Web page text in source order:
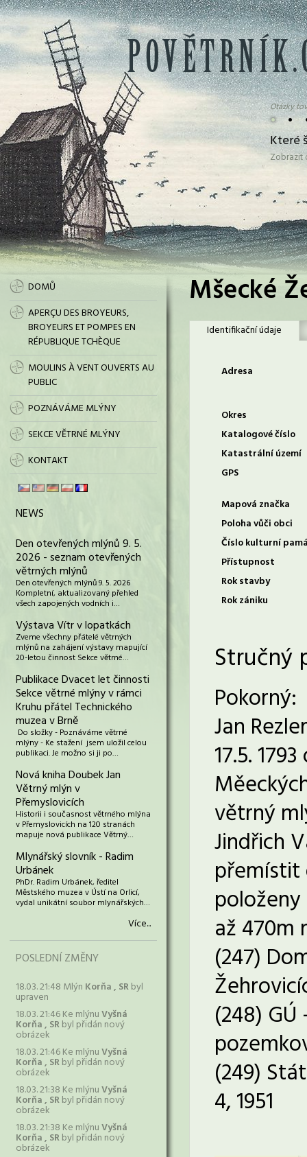
• •
Otázky
Které
DOMŮ
APERÇU DES BROYEURS,
BROYEURS ET POMPES EN
RÉPUBLIQUE TCHÈQUE
MOULINS À VENT OUVERTS AU
PUBLIC
POZNÁVÁME MLÝNY
SEKCE VĚTRNÉ MLÝNY
KONTAKT
NEWS
Den otevřených mlýnů 9. 5.
2026 - seznam otevřených
větrných mlýnů
Den otevřených mlýnů 9. 5. 2026
Kompletní, aktualizovaný přehled
všech zapojených vodních i…
Výstava Vítr v lopatkách
Zveme všechny přátelé větrných
mlýnů na zahájení výstavy mapující
20-letou činnost Sekce větrné…
Publikace Dvacet let činnosti
Sekce větrné mlýny v rámci
Kruhu přátel Technického
muzea v Brně
Do složky - Poznáváme větrné
mlýny - Ke stažení jsem uložil celou
publikaci. Je možno si ji po…
Nová kniha Doubek Jan
Větrný mlýn v
Přemyslovicích
Historii i současnost větrného mlýna
v Přemyslovicích na 120 stranách
mapuje nová publikace Větrný…
Mlynářský slovník - Radim
Urbánek
PhDr. Radim Urbánek, ředitel
Městského muzea v Ústí na Orlicí,
vydal unikátní soubor mlynářských…
Více...
POSLEDNÍ ZMĚNY
18.03. 21:48 Mlýn Korňa , SRbyl
upraven
18.03. 21:46 Ke mlýnuVyšná
Korňa , SRbyl přidán nový
obrázek
18.03. 21:46 Ke mlýnuVyšná
Korňa , SRbyl přidán nový
obrázek
18.03. 21:38 Ke mlýnuVyšná
Korňa , SRbyl přidán nový
obrázek
18.03. 21:38 Ke mlýnuVyšná
Korňa , SRbyl přidán nový
obrázek
Mšecké
Identifikační údaje
Adresa
Okres
Katalogové číslo
Katastrální území
GPS
Mapová značka
Poloha vůči obci
Číslo kulturní
Přístupnost
Rok stavby
Rok zániku
Stručný
Pokorný:
Jan
17.5.
větrný
Jindřich
přemístit
až 470m
(247)
(248)
(249)
4, 1951